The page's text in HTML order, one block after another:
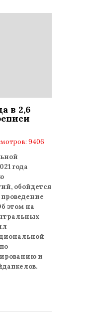
в 2,6
9406
года
обойдется
этом на
и